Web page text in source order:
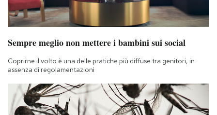
Sempre meglio non mettere i bambini sui social
Coprirne il volto è una delle pratiche più diffuse tra genitori, in
assenza di regolamentazioni